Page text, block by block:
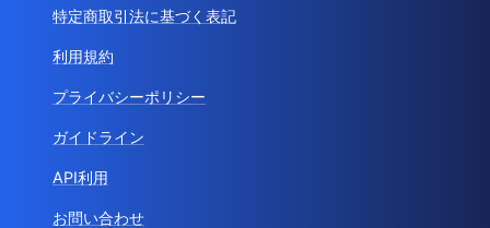
特定商取引法に基づく表記
利用規約
プライバシーポリシー
ガイドライン
API利用
お問い合わせ